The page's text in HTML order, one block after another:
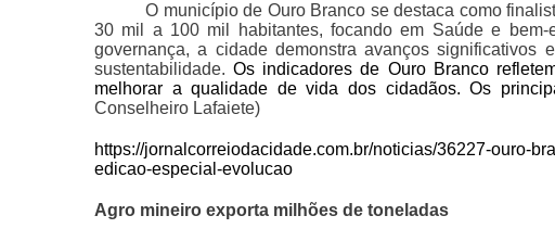
O município de Ouro Branco se destaca como
30 mil a 100 mil habitantes, focando em Saúde e
governança, a cidade demonstra avanços significativos
sustentabilidade.Os indicadores de Ouro Branco
melhorar a qualidade de vida dos cidadãos. Os
Conselheiro Lafaiete)
https://jornalcorreiodacidade.com.br/noticias/36227-ouro-
edicao-especial-evolucao
Agro mineiro exporta milhões de toneladas